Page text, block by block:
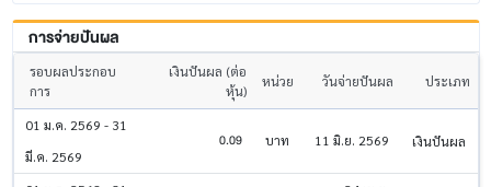
การจ่ายปันผล
รอบผลประกอบ
การ
เงินปันผล (ต่อ
หุ้น)
หน่วย วันจ่ายปันผล ประเภท
01 ม.ค. 2569 - 31
มี.ค. 2569
0.09 บาท 11 มิ.ย. 2569 เงินปันผล